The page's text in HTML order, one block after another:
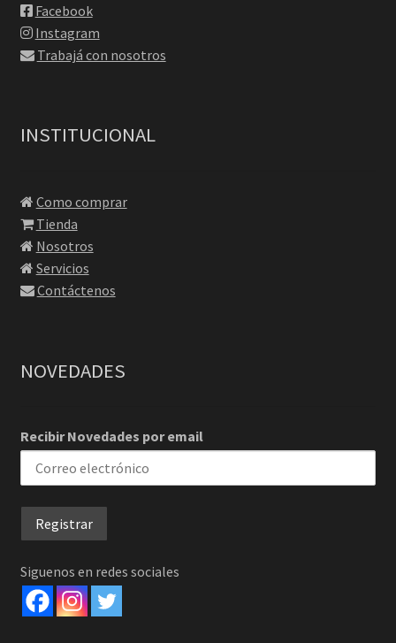
Facebook
Instagram
Trabajá con nosotros
INSTITUCIONAL
Como comprar
Tienda
Nosotros
Servicios
Contáctenos
NOVEDADES
Recibir Novedades por email
Siguenos en redes sociales